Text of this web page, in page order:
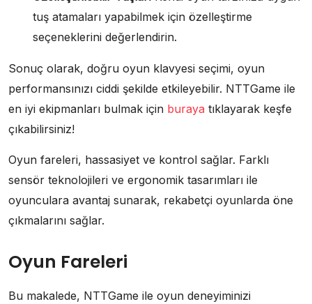
tuş atamaları yapabilmek için özelleştirme
seçeneklerini değerlendirin.
Sonuç olarak, doğru oyun klavyesi seçimi, oyun
performansınızı ciddi şekilde etkileyebilir. NTTGame ile
en iyi ekipmanları bulmak için buraya tıklayarak keşfe
çıkabilirsiniz!
Oyun fareleri, hassasiyet ve kontrol sağlar. Farklı
sensör teknolojileri ve ergonomik tasarımları ile
oyunculara avantaj sunarak, rekabetçi oyunlarda öne
çıkmalarını sağlar.
Oyun Fareleri
Bu makalede, NTTGame ile oyun deneyiminizi